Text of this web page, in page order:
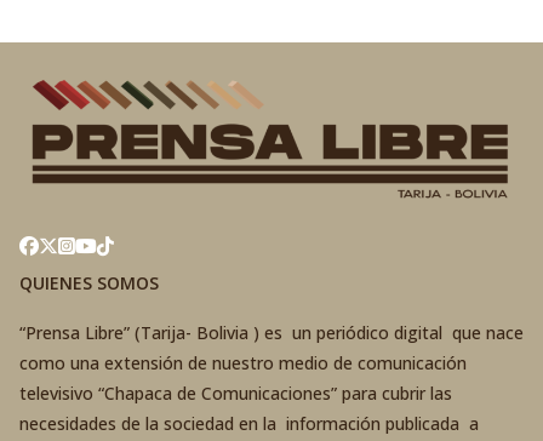
QUIENES SOMOS
“Prensa Libre” (Tarija- Bolivia ) es un periódico digital que nace
como una extensión de nuestro medio de comunicación
televisivo “Chapaca de Comunicaciones” para cubrir las
necesidades de la sociedad en la información publicada a